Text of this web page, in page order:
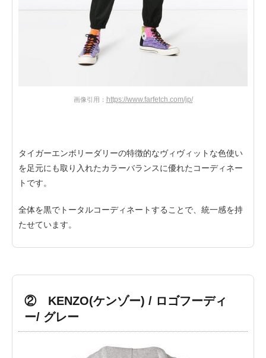
画像引用： https://www.farfetch.com/jp/
タイガーエンボリーダリーの特徴的なヴィヴィットな色使い
を足元にも取り入れたカラーバランスに優れたコーディネー
トです。
全体を黒でトータルコーディネートすることで、統一感を持
たせています。
② KENZO(ケンゾー) / ロゴフーディ
ー/ グレー